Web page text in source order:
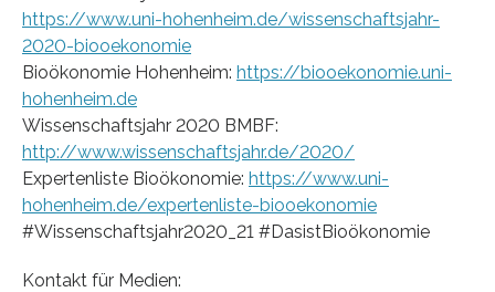
https://www.uni-hohenheim.de/wissenschaftsjahr-
2020-biooekonomie
Bioökonomie Hohenheim: https://biooekonomie.uni-
hohenheim.de
Wissenschaftsjahr 2020 BMBF:
http://www.wissenschaftsjahr.de/2020/
Expertenliste Bioökonomie: https://www.uni-
hohenheim.de/expertenliste-biooekonomie
#Wissenschaftsjahr2020_21 #DasistBioökonomie
Kontakt für Medien: